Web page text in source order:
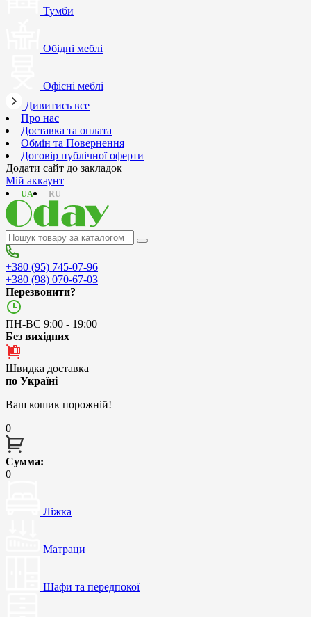
Тумби
Обідні меблі
Офісні меблі
Дивитись все
Про нас
Доставка та оплата
Обмін та Повернення
Договір публічної оферти
Додати сайт до закладок
Мій аккаунт
RU
UA
+380 (95) 745-07-96
+380 (98) 070-67-03
Перезвонити?
ПН-ВС 9:00 - 19:00
Без вихідних
Швидка доставка
по Україні
Ваш кошик порожній!
0
Сумма:
0
Ліжка
Матраци
Шафи та передпокої